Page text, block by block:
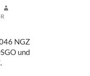
NGZ
und